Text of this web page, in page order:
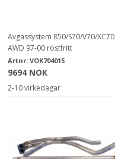
Avgassystem 850/S70/V70/XC70
AWD 97-00 rostfritt
Artnr: VOK70401S
9694 NOK
2-10 virkedagar